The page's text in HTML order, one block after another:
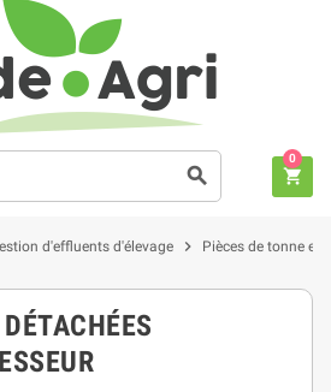
search shopping_cart
0
d'effluents d'élevage chevron_right Pièces de tonne et